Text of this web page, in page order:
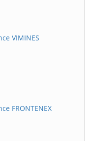
VIMINES
FRONTENEX